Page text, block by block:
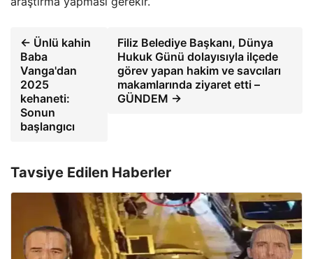
← Ünlü kahin
Baba
Vanga'dan
2025
kehaneti:
Sonun
başlangıcı
Filiz Belediye Başkanı, Dünya
Hukuk Günü dolayısıyla ilçede
görev yapan hakim ve savcıları
makamlarında ziyaret etti –
GÜNDEM →
Tavsiye Edilen Haberler